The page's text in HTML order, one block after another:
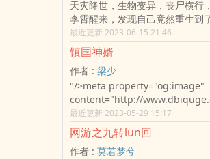
shen上，然而就在左立豪情万
了！且看天才少年纵横球场，一
峰！
天灾降世，生物变异，丧尸横行
李霄醒来，发现自己竟然重生到
月，并且杀戮就能获得属xing点。 开局全加速度，灾
难始终慢我一步。 当所有人都在拼命逃跑，最美逆行
者李霄登场了。 “兄弟，前面都是丧尸，快跑啊！” 李
霄：“啥？前面都是经验？跑过去杀？” “完了，
丧尸包围了！” 李霄：“明白，丧尸已经被我包围了。”
从此李霄在升级的路上一去不复返。 李霄：“速
是为了追击，真男人的闪现从都
最近更新 2023-06-15 21:46
镇国神婿
作者 : 梁少
"/>meta property="og:image"
content="http://
最近更新 2023-05-29 15:17
网游之九转lun回
作者 : 莫若梦兮